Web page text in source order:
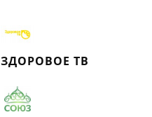
ЗДОРОВОЕ ТВ